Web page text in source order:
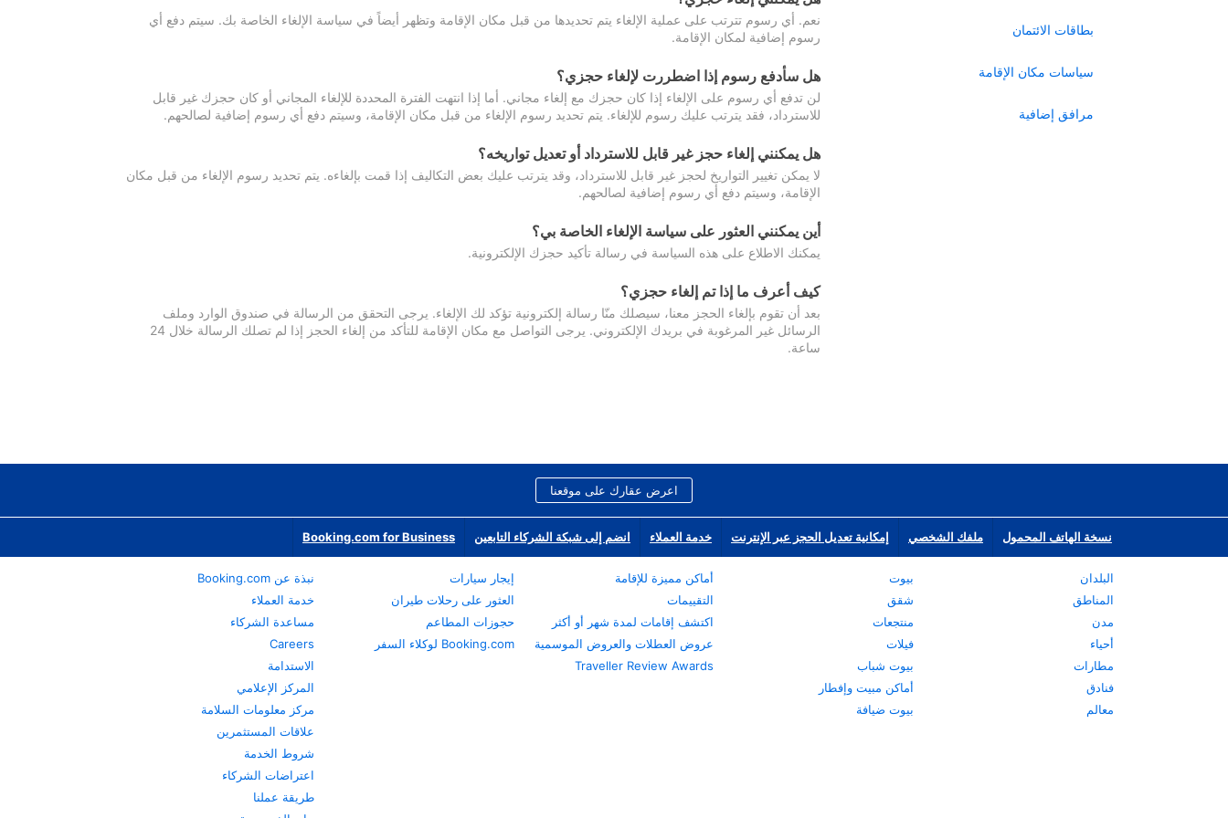
بطاقات الائتمان
سياسات مكان الإقامة
مرافق إضافية
نعم. أي رسوم تترتب على عملية الإلغاء يتم تحديدها من قبل مكان الإقامة وتظهر أيضاً في سياسة الإلغاء الخاصة بك. سيتم دفع أي
رسوم إضافية لمكان الإقامة.
هل سأدفع رسوم إذا اضطررت لإلغاء حجزي؟
لن تدفع أي رسوم على الإلغاء إذا كان حجزك مع إلغاء مجاني. أما إذا انتهت الفترة المحددة للإلغاء المجاني أو كان حجزك غير قابل
للاسترداد، فقد يترتب عليك رسوم للإلغاء. يتم تحديد رسوم الإلغاء من قبل مكان الإقامة، وسيتم دفع أي رسوم إضافية لصالحهم.
هل يمكنني إلغاء حجز غير قابل للاسترداد أو تعديل تواريخه؟
لا يمكن تغيير التواريخ لحجز غير قابل للاسترداد، وقد يترتب عليك بعض التكاليف إذا قمت بإلغاءه. يتم تحديد رسوم الإلغاء من قبل مكان
الإقامة، وسيتم دفع أي رسوم إضافية لصالحهم.
أين يمكنني العثور على سياسة الإلغاء الخاصة بي؟
يمكنك الاطلاع على هذه السياسة في رسالة تأكيد حجزك الإلكترونية.
كيف أعرف ما إذا تم إلغاء حجزي؟
بعد أن تقوم بإلغاء الحجز معنا، سيصلك منّا رسالة إلكترونية تؤكد لك الإلغاء. يرجى التحقق من الرسالة في صندوق الوارد وملف
الرسائل غير المرغوبة في بريدك الإلكتروني. يرجى التواصل مع مكان الإقامة للتأكد من إلغاء الحجز إذا لم تصلك الرسالة خلال 24
ساعة.
اعرض عقارك على موقعنا
نسخة الهاتف المحمول ملفك الشخصي إمكانية تعديل الحجز عبر الإنترنت خدمة العملاء انضم إلى شبكة الشركاء التابعين Booking.com for Business
البلدان
المناطق
مدن
أحياء
مطارات
فنادق
معالم
بيوت
شقق
منتجعات
فيلات
بيوت شباب
أماكن مبيت وإفطار
بيوت ضيافة
أماكن مميزة للإقامة
التقييمات
اكتشف إقامات لمدة شهر أو أكثر
عروض العطلات والعروض الموسمية
Traveller Review Awards
إيجار سيارات
العثور على رحلات طيران
حجوزات المطاعم
Booking.com لوكلاء السفر
نبذة عن Booking.com
خدمة العملاء
مساعدة الشركاء
Careers
الاستدامة
المركز الإعلامي
مركز معلومات السلامة
علاقات المستثمرين
شروط الخدمة
اعتراضات الشركاء
طريقة عملنا